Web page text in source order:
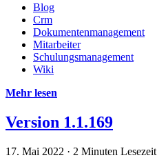
Blog
Crm
Dokumentenmanagement
Mitarbeiter
Schulungsmanagement
Wiki
Mehr lesen
Version 1.1.169
17. Mai 2022 · 2 Minuten Lesezeit